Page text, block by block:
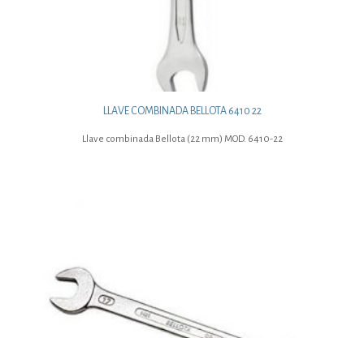
LLAVE COMBINADA BELLOTA 6410 22
Llave combinada Bellota (22 mm) MOD. 6410-22